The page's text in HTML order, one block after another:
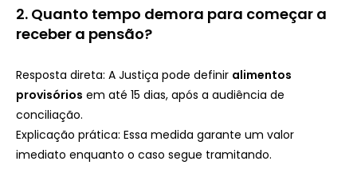
2. Quanto tempo demora para começar a
receber a pensão?
Resposta direta: A Justiça pode definir alimentos
provisórios em até 15 dias, após a audiência de
conciliação.
Explicação prática: Essa medida garante um valor
imediato enquanto o caso segue tramitando.